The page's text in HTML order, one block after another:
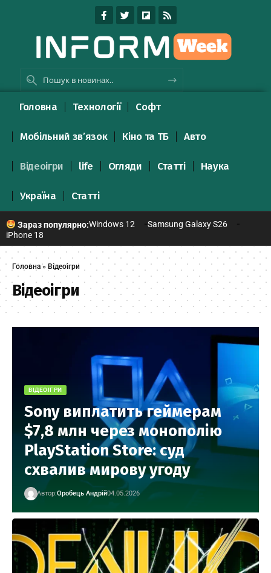
Головна Технології Софт
Мобільний зв’язок Кіно та ТБ Авто
Відеоігри life Огляди Статті Наука
Україна Статті
Зараз популярно:Windows 12
Samsung Galaxy S26
iPhone 18
Головна» Відеоігри
Відеоігри
ВІДЕОІГРИ
Sony виплатить геймерам
$7,8 млн через монополію
PlayStation Store: суд
схвалив мирову угоду
Автор:Оробець Андрій04.05.2026